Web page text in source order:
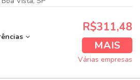
R$311,48
MAIS
Várias empresas